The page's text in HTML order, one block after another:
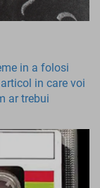
in a folosi
in care voi
ar trebui